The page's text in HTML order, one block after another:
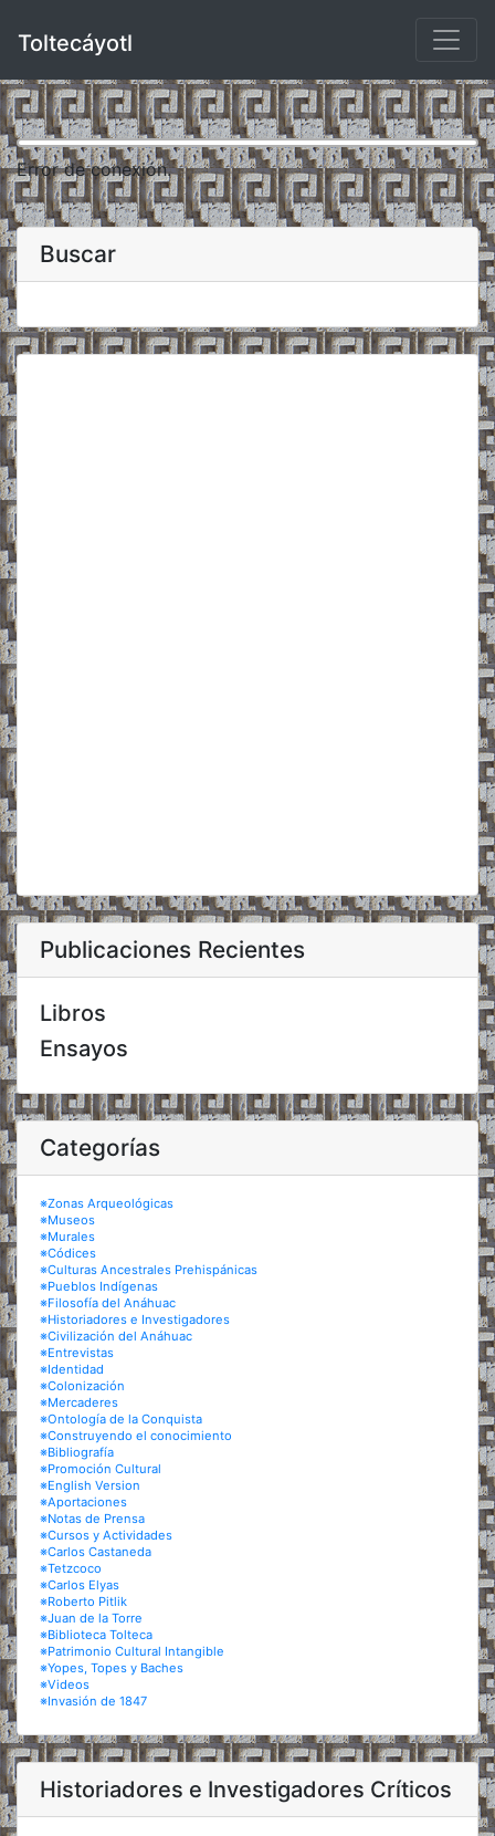
Toltecáyotl
Error de conexión.
Buscar
Publicaciones Recientes
Libros
Ensayos
Categorías
※Zonas Arqueológicas
※Museos
※Murales
※Códices
※Culturas Ancestrales Prehispánicas
※Pueblos Indígenas
※Filosofía del Anáhuac
※Historiadores e Investigadores
※Civilización del Anáhuac
※Entrevistas
※Identidad
※Colonización
※Mercaderes
※Ontología de la Conquista
※Construyendo el conocimiento
※Bibliografía
※Promoción Cultural
※English Version
※Aportaciones
※Notas de Prensa
※Cursos y Actividades
※Carlos Castaneda
※Tetzcoco
※Carlos Elyas
※Roberto Pitlik
※Juan de la Torre
※Biblioteca Tolteca
※Patrimonio Cultural Intangible
※Yopes, Topes y Baches
※Videos
※Invasión de 1847
Historiadores e Investigadores Críticos